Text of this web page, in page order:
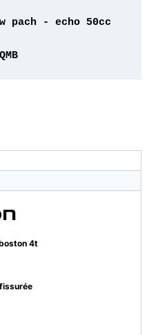
pach - echo 50cc
4t